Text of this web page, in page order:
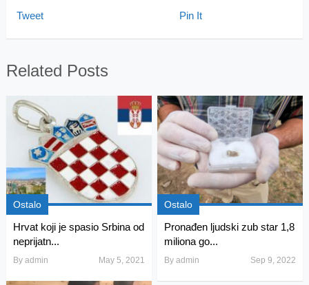
Tweet Pin It
Related Posts
Ostalo
Hrvat koji je spasio Srbina od
neprijatn...
By admin May 5, 2021
Ostalo
Pronađen ljudski zub star 1,8
miliona go...
Byadmin Sep 9, 2022